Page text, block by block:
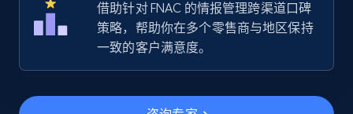
668+ 立即开始
TikTok Shop - Collect TikTok shop products
借助针对 FNAC 的情报管理跨渠道口碑
策略，帮助你在多个零售商与地区保持
一致的客户满意度。